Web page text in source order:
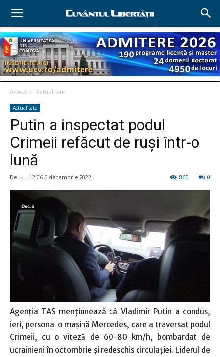
Acasă Actualitate
Actualitate
Putin a inspectat podul
Crimeii refăcut de ruşi într-o
lună
De - - 12:06 6 decembrie 2022 0
865
Agenţia TAS menţionează că Vladimir Putin a condus,
ieri, personal o maşină Mercedes, care a traversat podul
Crimeii, cu o viteză de 60-80 km/h, bombardat de
ucrainieni în octombrie şi redeschis circulaţiei. Liderul de